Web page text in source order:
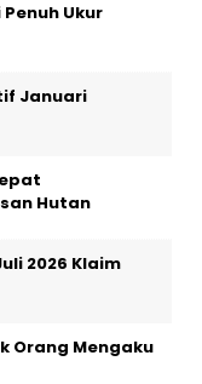
Ukur
Januari
Hutan
2026 Klaim
Orang Mengaku